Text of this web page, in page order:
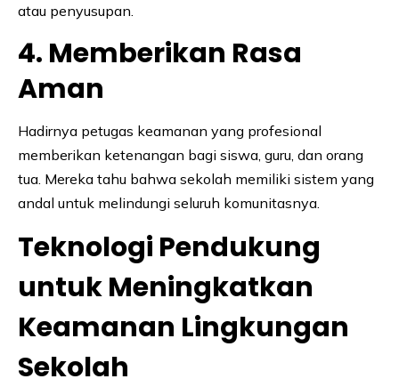
atau penyusupan.
4. Memberikan Rasa
Aman
Hadirnya petugas keamanan yang profesional
memberikan ketenangan bagi siswa, guru, dan orang
tua. Mereka tahu bahwa sekolah memiliki sistem yang
andal untuk melindungi seluruh komunitasnya.
Teknologi Pendukung
untuk Meningkatkan
Keamanan Lingkungan
Sekolah